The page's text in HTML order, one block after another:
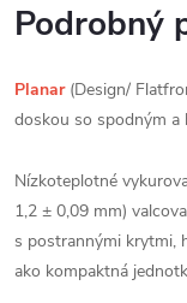
Podrobný
Planar(Design/
doskou so spodným a
Nízkoteplotné
1,2 ± 0,09 mm)
s postrannými krytmi,
ako kompaktná